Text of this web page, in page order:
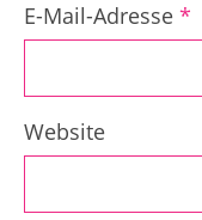
E-Mail-Adresse *
Website